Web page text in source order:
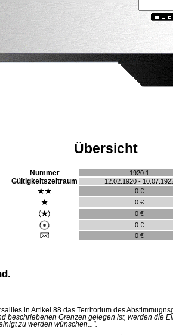
Übersicht
Nummer
1920.1
Gültigkeitszeitraum
12.02.1920 -
0 €
0 €
0 €
0 €
0 €
in Artikel 88 das Territorium des
beschriebenen Grenzen gelegen ist, werden die
zu werden wünschen...".